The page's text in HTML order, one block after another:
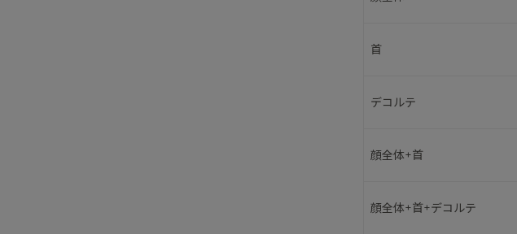
首
デコルテ
顔全体+首
顔全体+首+デコルテ